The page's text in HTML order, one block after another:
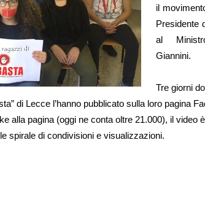
il
Presidente
al
Giannini.
Tre giorni
di Lecce l’hanno pubblicato sulla loro pagina
alla pagina (oggi ne conta oltre 21.000), il video
spirale di condivisioni e visualizzazioni.